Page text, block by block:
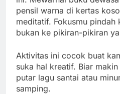
pensil warna di kertas
meditatif. Fokusmu pindah
bukan ke pikiran-pikiran
Aktivitas ini cocok buat
suka hal kreatif. Biar
putar lagu santai atau
samping.